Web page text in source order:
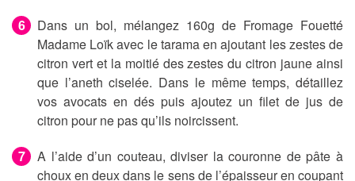
Dans un bol, mélangez 160g de Fromage Fouetté
Madame Loïk avec le tarama en ajoutant les zestes de
citron vert et la moitié des zestes du citron jaune ainsi
que l’aneth ciselée. Dans le même temps, détaillez
vos avocats en dés puis ajoutez un filet de jus de
citron pour ne pas qu’ils noircissent.
A l’aide d’un couteau, diviser la couronne de pâte à
choux en deux dans le sens de l’épaisseur en coupant